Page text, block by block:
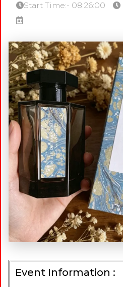
Start Time:- 08:26:00
Event Information :